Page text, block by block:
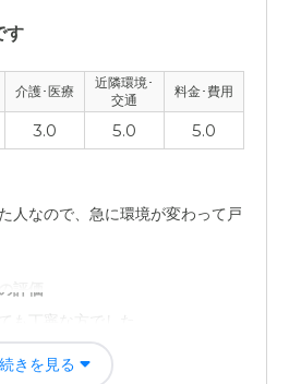
す
介護･医療
近隣環境･
交通
料金･費用
3.0 5.0 5.0
人なので、急に環境が変わって戸
評価
も丁寧な方でした。
者の雰囲気について
続きを見る